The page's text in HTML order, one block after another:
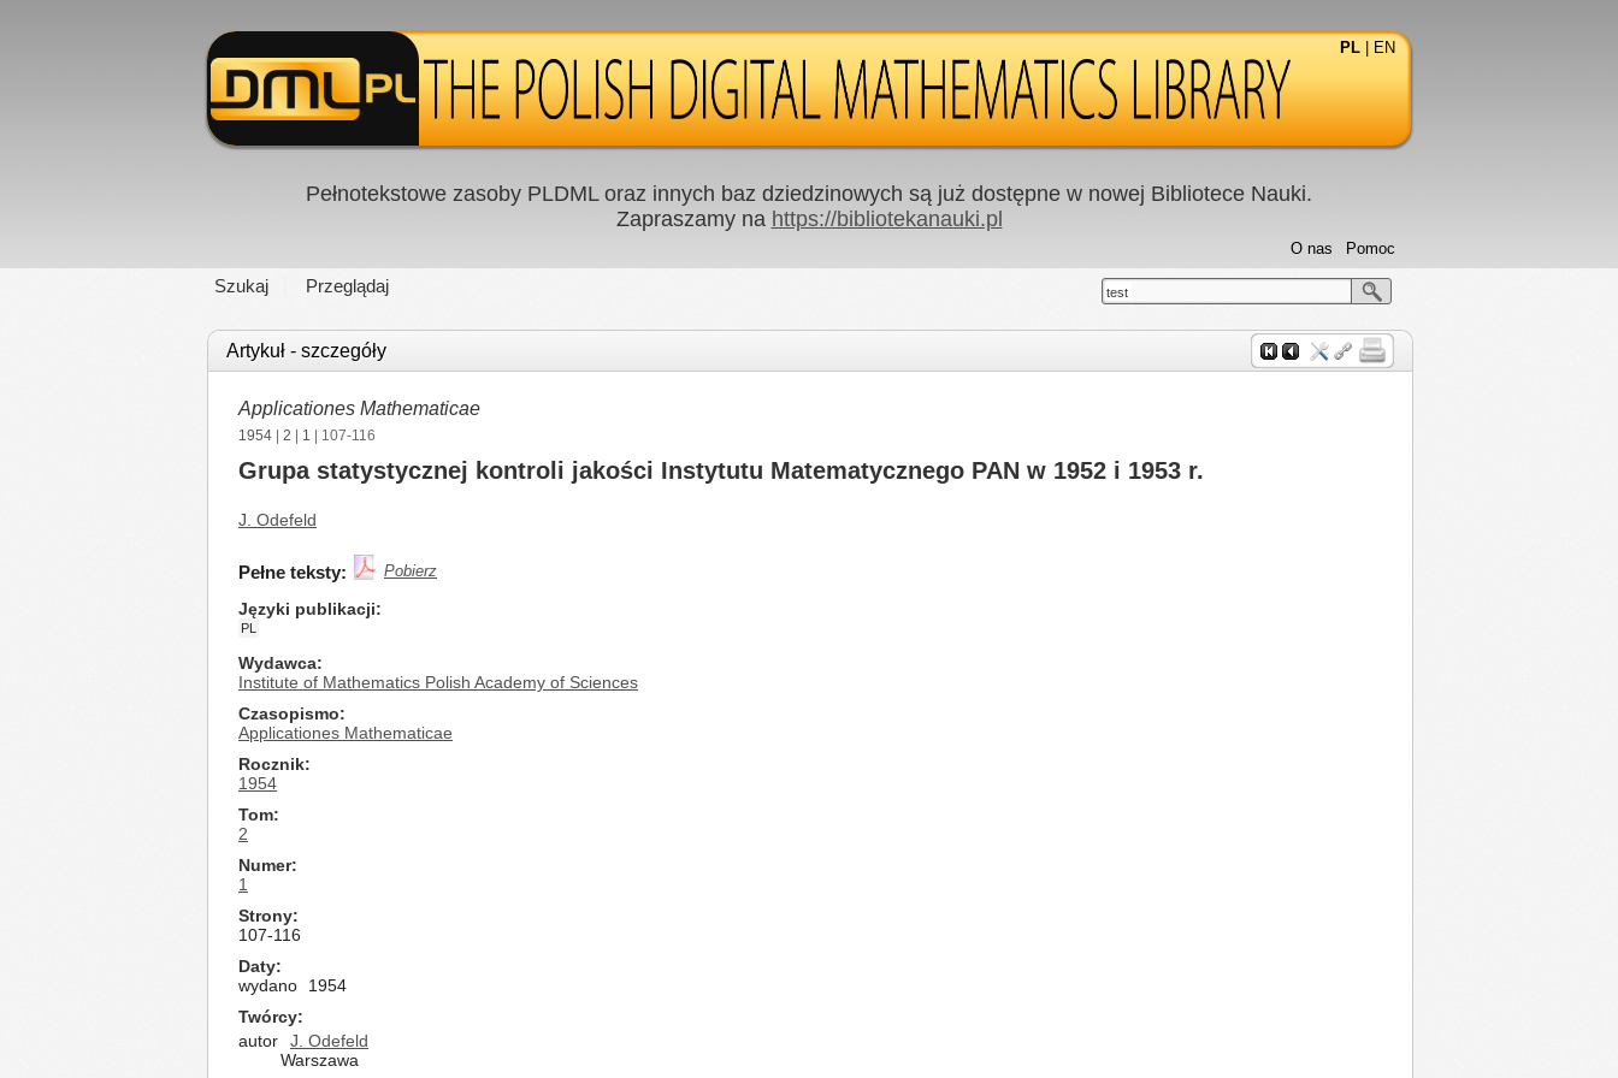
PL EN
Pełnotekstowe zasoby PLDML oraz innych baz dziedzinowych są już dostępne w nowej Bibliotece Nauki.
Zapraszamy na https://bibliotekanauki.pl
Szukaj Przeglądaj
Pomoc
O nas
test
Artykuł - szczegóły
Applicationes Mathematicae
1954 2 1 | 107-116
Grupa statystycznej kontroli jakości Instytutu Matematycznego PAN w 1952 i 1953 r.
J. Odefeld
Pełne teksty: Pobierz
Języki publikacji
PL
Wydawca
Institute of Mathematics Polish Academy of Sciences
Czasopismo
Applicationes Mathematicae
Rocznik
1954
Tom
2
Numer
1
Strony
107-116
Daty
wydano
1954
Twórcy
autor
J. Odefeld
Warszawa